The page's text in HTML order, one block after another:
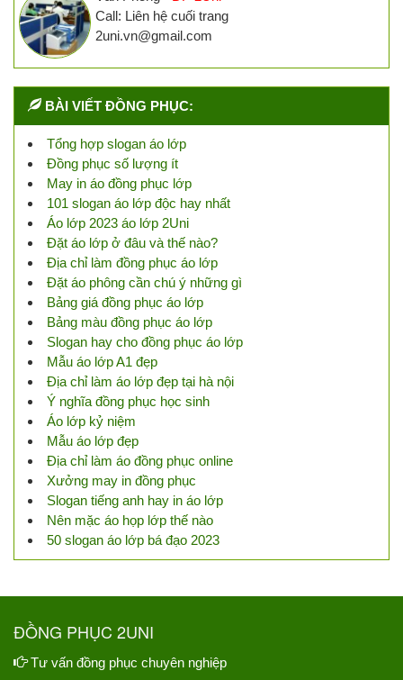
Call: Liên hệ cuối trang
2uni.vn@gmail.com
BÀI VIẾT ĐỒNG PHỤC:
Tổng hợp slogan áo lớp
Đồng phục số lượng ít
May in áo đồng phục lớp
101 slogan áo lớp độc hay nhất
Áo lớp 2023 áo lớp 2Uni
Đặt áo lớp ở đâu và thế nào?
Địa chỉ làm đồng phục áo lớp
Đặt áo phông cần chú ý những gì
Bảng giá đồng phục áo lớp
Bảng màu đồng phục áo lớp
Slogan hay cho đồng phục áo lớp
Mẫu áo lớp A1 đẹp
Địa chỉ làm áo lớp đẹp tại hà nội
Ý nghĩa đồng phục học sinh
Áo lớp kỷ niệm
Mẫu áo lớp đẹp
Địa chỉ làm áo đồng phục online
Xưởng may in đồng phục
Slogan tiếng anh hay in áo lớp
Nên mặc áo họp lớp thế nào
50 slogan áo lớp bá đạo 2023
ĐỒNG PHỤC 2UNI
Tư vấn đồng phục chuyên nghiệp